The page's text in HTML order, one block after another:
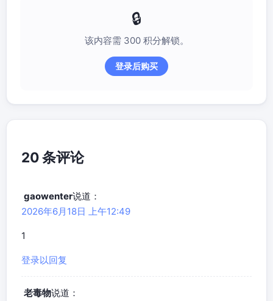
该内容需 300 积分解锁。
登录后购买
20 条评论
gaowenter说道：
2026年6月18日 上午12:49
1
登录以回复
老毒物说道：